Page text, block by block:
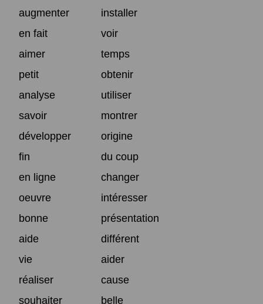
augmenter
installer
en fait
voir
aimer
temps
petit
obtenir
analyse
utiliser
savoir
montrer
développer
origine
fin
du coup
en ligne
changer
oeuvre
intéresser
bonne
présentation
aide
différent
vie
aider
réaliser
cause
souhaiter
belle